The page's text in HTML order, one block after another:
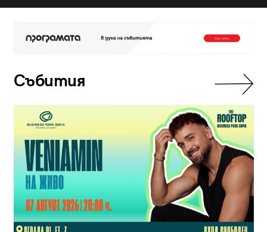
Събития